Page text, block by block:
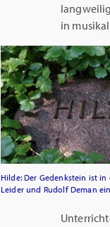
in
Hilde: Der Gedenkstein ist in
Leider und Rudolf Deman